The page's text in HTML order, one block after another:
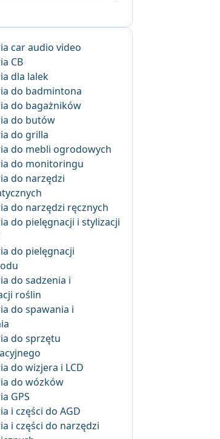
car audio video
CB
dla lalek
do badmintona
do bagażników
do butów
do grilla
do mebli ogrodowych
do monitoringu
do narzędzi
do narzędzi ręcznych
do pielęgnacji i stylizacji
do pielęgnacji
do sadzenia i
roślin
do spawania i
do sprzętu
do wizjera i LCD
do wózków
GPS
i części do AGD
i części do narzędzi